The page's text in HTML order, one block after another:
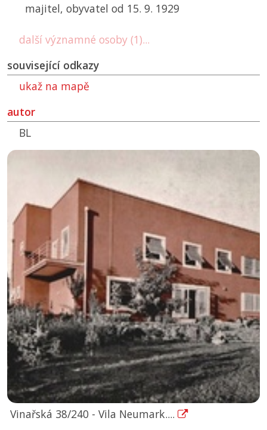
majitel, obyvatel od 15. 9. 1929
další významné osoby (1)...
související odkazy
ukaž na mapě
autor
BL
Vinařská 38/240 - Vila Neumark....